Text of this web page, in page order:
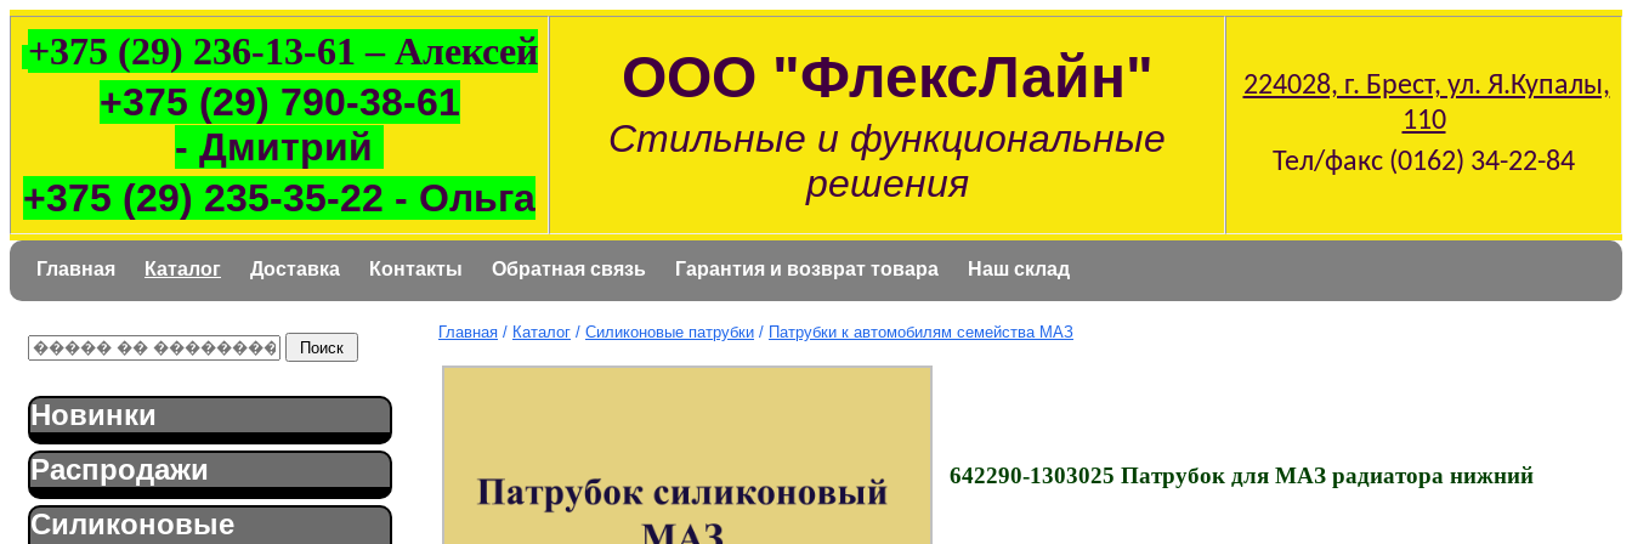
+375 (29) 236-13-61 – Алексей
+375 (29) 790-38-61
- Дмитрий
+375 (29) 235-35-22 - Ольга
ООО "ФлексЛайн"
Стильные и функциональные
решения
224028, г. Брест, ул. Я.Купалы,
110
Тел/факс (0162) 34-22-84
Главная Каталог Доставка Контакты Обратная связь Гарантия и возврат товара Наш склад
Новинки
Распродажи
Силиконовые
Главная / Каталог / Силиконовые патрубки / Патрубки к автомобилям семейства МАЗ
642290-1303025 Патрубок для МАЗ радиатора нижний